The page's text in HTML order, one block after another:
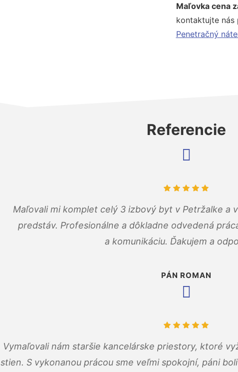
Maľovka cena
kontaktujte nás
Penetračný
Referencie
Maľovali mi komplet celý 3 izbový byt v Petržalke a
predstáv. Profesionálne a dôkladne odvedená
a komunikáciu. Ďakujem a
PÁN ROMAN
Vymaľovali nám staršie kancelárske priestory, ktoré
stien. S vykonanou prácou sme veľmi spokojní, páni